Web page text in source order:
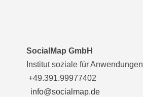
SocialMap GmbH
Institut soziale für Anwendungen
+49.391.99977402
info@socialmap.de